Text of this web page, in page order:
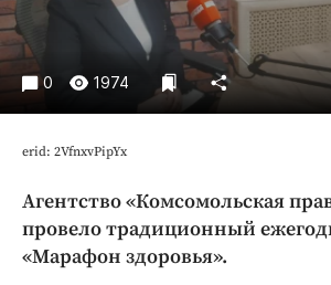
Погода
Праздники
Происшествия
Спорт
Экономика и бизнес
ПРОЕКТЫ
Блоги
Издания
0 1974
erid: 2VfnxvPipYx
Агентство «Комсомольская
провело традиционный
«Марафон здоровья».